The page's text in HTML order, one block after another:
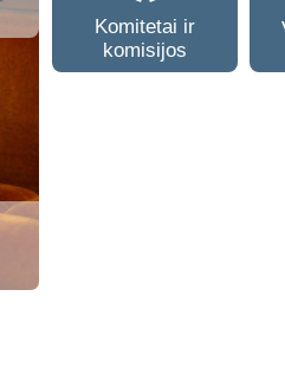
Komitetai ir
komisijos